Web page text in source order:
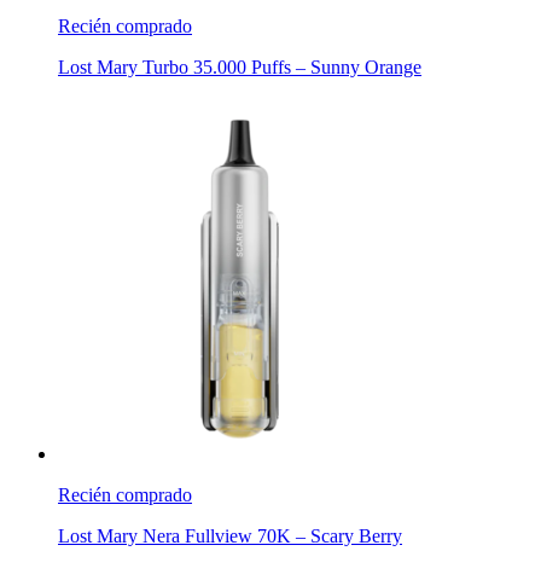
Recién comprado
Lost Mary Turbo 35.000 Puffs – Sunny Orange
Recién comprado
Lost Mary Nera Fullview 70K – Scary Berry